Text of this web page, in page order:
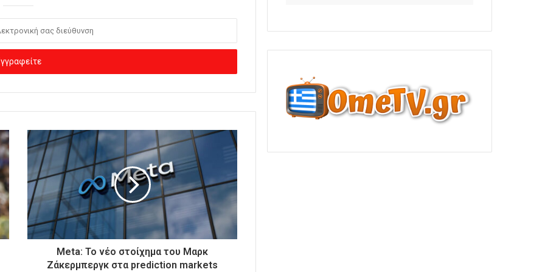
Meta: Το νέο στοίχημα του Μαρκ
Ζάκερμπεργκ στα prediction markets